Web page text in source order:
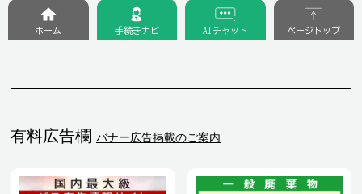
有料広告欄 バナー広告掲載のご案内
ホーム 手続きナビ AIチャット ページトップ